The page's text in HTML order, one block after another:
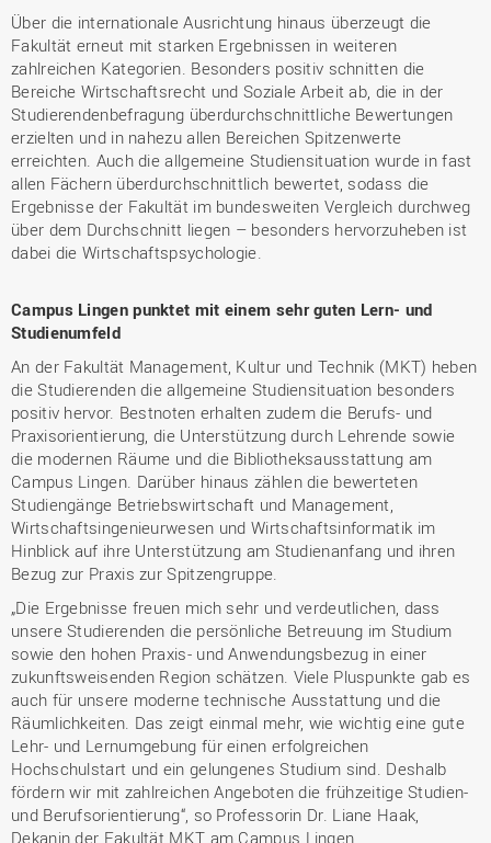
Über die internationale Ausrichtung hinaus überzeugt die
Fakultät erneut mit starken Ergebnissen in weiteren
zahlreichen Kategorien. Besonders positiv schnitten die
Bereiche Wirtschaftsrecht und Soziale Arbeit ab, die in der
Studierendenbefragung überdurchschnittliche Bewertungen
erzielten und in nahezu allen Bereichen Spitzenwerte
erreichten. Auch die allgemeine Studiensituation wurde in fast
allen Fächern überdurchschnittlich bewertet, sodass die
Ergebnisse der Fakultät im bundesweiten Vergleich durchweg
über dem Durchschnitt liegen – besonders hervorzuheben ist
dabei die Wirtschaftspsychologie.
Campus Lingen punktet mit einem sehr guten Lern- und
Studienumfeld
An der Fakultät Management, Kultur und Technik (MKT) heben
die Studierenden die allgemeine Studiensituation besonders
positiv hervor. Bestnoten erhalten zudem die Berufs- und
Praxisorientierung, die Unterstützung durch Lehrende sowie
die modernen Räume und die Bibliotheksausstattung am
Campus Lingen. Darüber hinaus zählen die bewerteten
Studiengänge Betriebswirtschaft und Management,
Wirtschaftsingenieurwesen und Wirtschaftsinformatik im
Hinblick auf ihre Unterstützung am Studienanfang und ihren
Bezug zur Praxis zur Spitzengruppe.
„Die Ergebnisse freuen mich sehr und verdeutlichen, dass
unsere Studierenden die persönliche Betreuung im Studium
sowie den hohen Praxis- und Anwendungsbezug in einer
zukunftsweisenden Region schätzen. Viele Pluspunkte gab es
auch für unsere moderne technische Ausstattung und die
Räumlichkeiten. Das zeigt einmal mehr, wie wichtig eine gute
Lehr- und Lernumgebung für einen erfolgreichen
Hochschulstart und ein gelungenes Studium sind. Deshalb
fördern wir mit zahlreichen Angeboten die frühzeitige Studien-
und Berufsorientierung“, so Professorin Dr. Liane Haak,
Dekanin der Fakultät MKT am Campus Lingen.